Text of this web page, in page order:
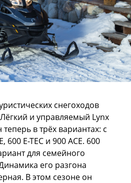
снегоходов
и управляемый Lynx
в трёх вариантах: с
600 Е-ТЕС и 900 АСЕ. 600
для семейного
его разгона
В этом сезоне он